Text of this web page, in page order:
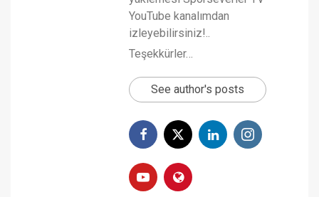
YouTube kanalımdan
izleyebilirsiniz!..
Teşekkürler…
See author's posts